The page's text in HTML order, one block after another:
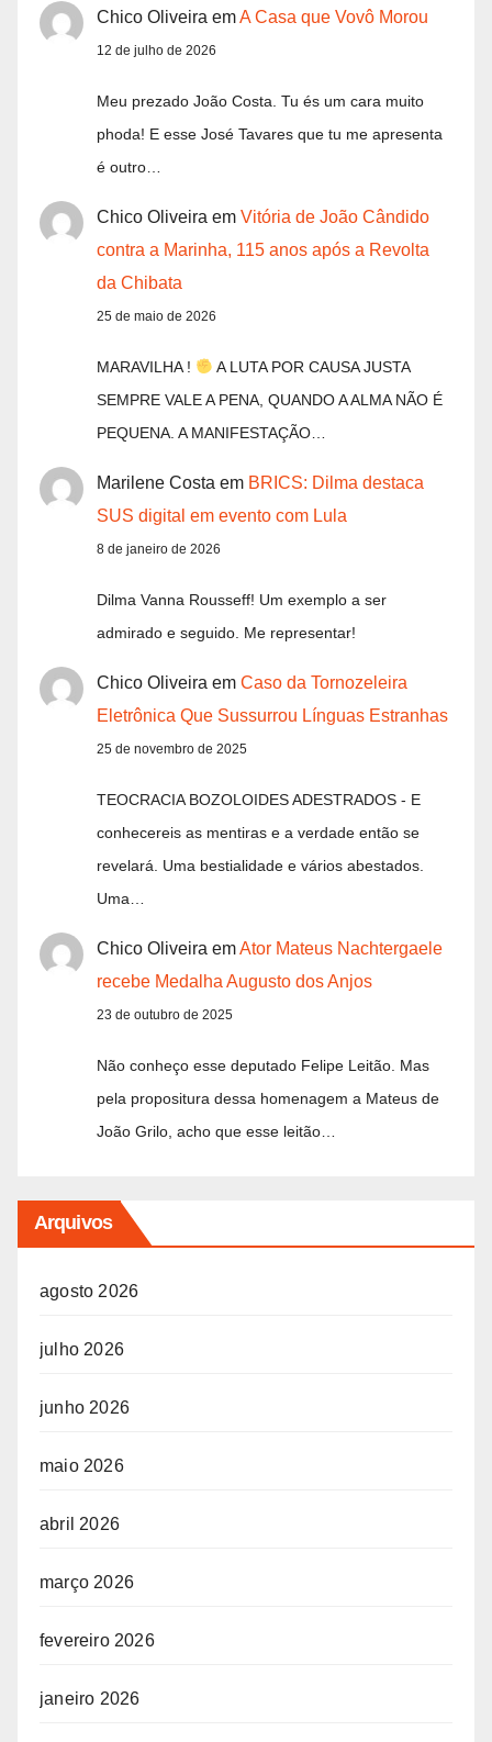
Chico Oliveira emA Casa que Vovô Morou
12 de julho de 2026
Meu prezado João Costa. Tu és um cara muito
phoda! E esse José Tavares que tu me apresenta
é outro…
Chico Oliveira em Vitória de João Cândido
contra a Marinha, 115 anos após a Revolta
da Chibata
25 de maio de 2026
MARAVILHA !
A LUTA POR CAUSA JUSTA
SEMPRE VALE A PENA, QUANDO A ALMA NÃO É
PEQUENA. A MANIFESTAÇÃO…
Marilene Costa em BRICS: Dilma destaca
SUS digital em evento com Lula
8 de janeiro de 2026
Dilma Vanna Rousseff! Um exemplo a ser
admirado e seguido. Me representar!
Chico Oliveira em Caso da Tornozeleira
Eletrônica Que Sussurrou Línguas Estranhas
25 de novembro de 2025
TEOCRACIA BOZOLOIDES ADESTRADOS - E
conhecereis as mentiras e a verdade então se
revelará. Uma bestialidade e vários abestados.
Uma…
Chico Oliveira emAtor Mateus Nachtergaele
recebe Medalha Augusto dos Anjos
23 de outubro de 2025
Não conheço esse deputado Felipe Leitão. Mas
pela propositura dessa homenagem a Mateus de
João Grilo, acho que esse leitão…
Arquivos
agosto 2026
julho 2026
junho 2026
maio 2026
abril 2026
março 2026
fevereiro 2026
janeiro 2026